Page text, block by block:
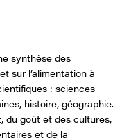
synthèse des
sur l’alimentation à
: sciences
histoire, géographie.
du goût et des cultures,
et de la